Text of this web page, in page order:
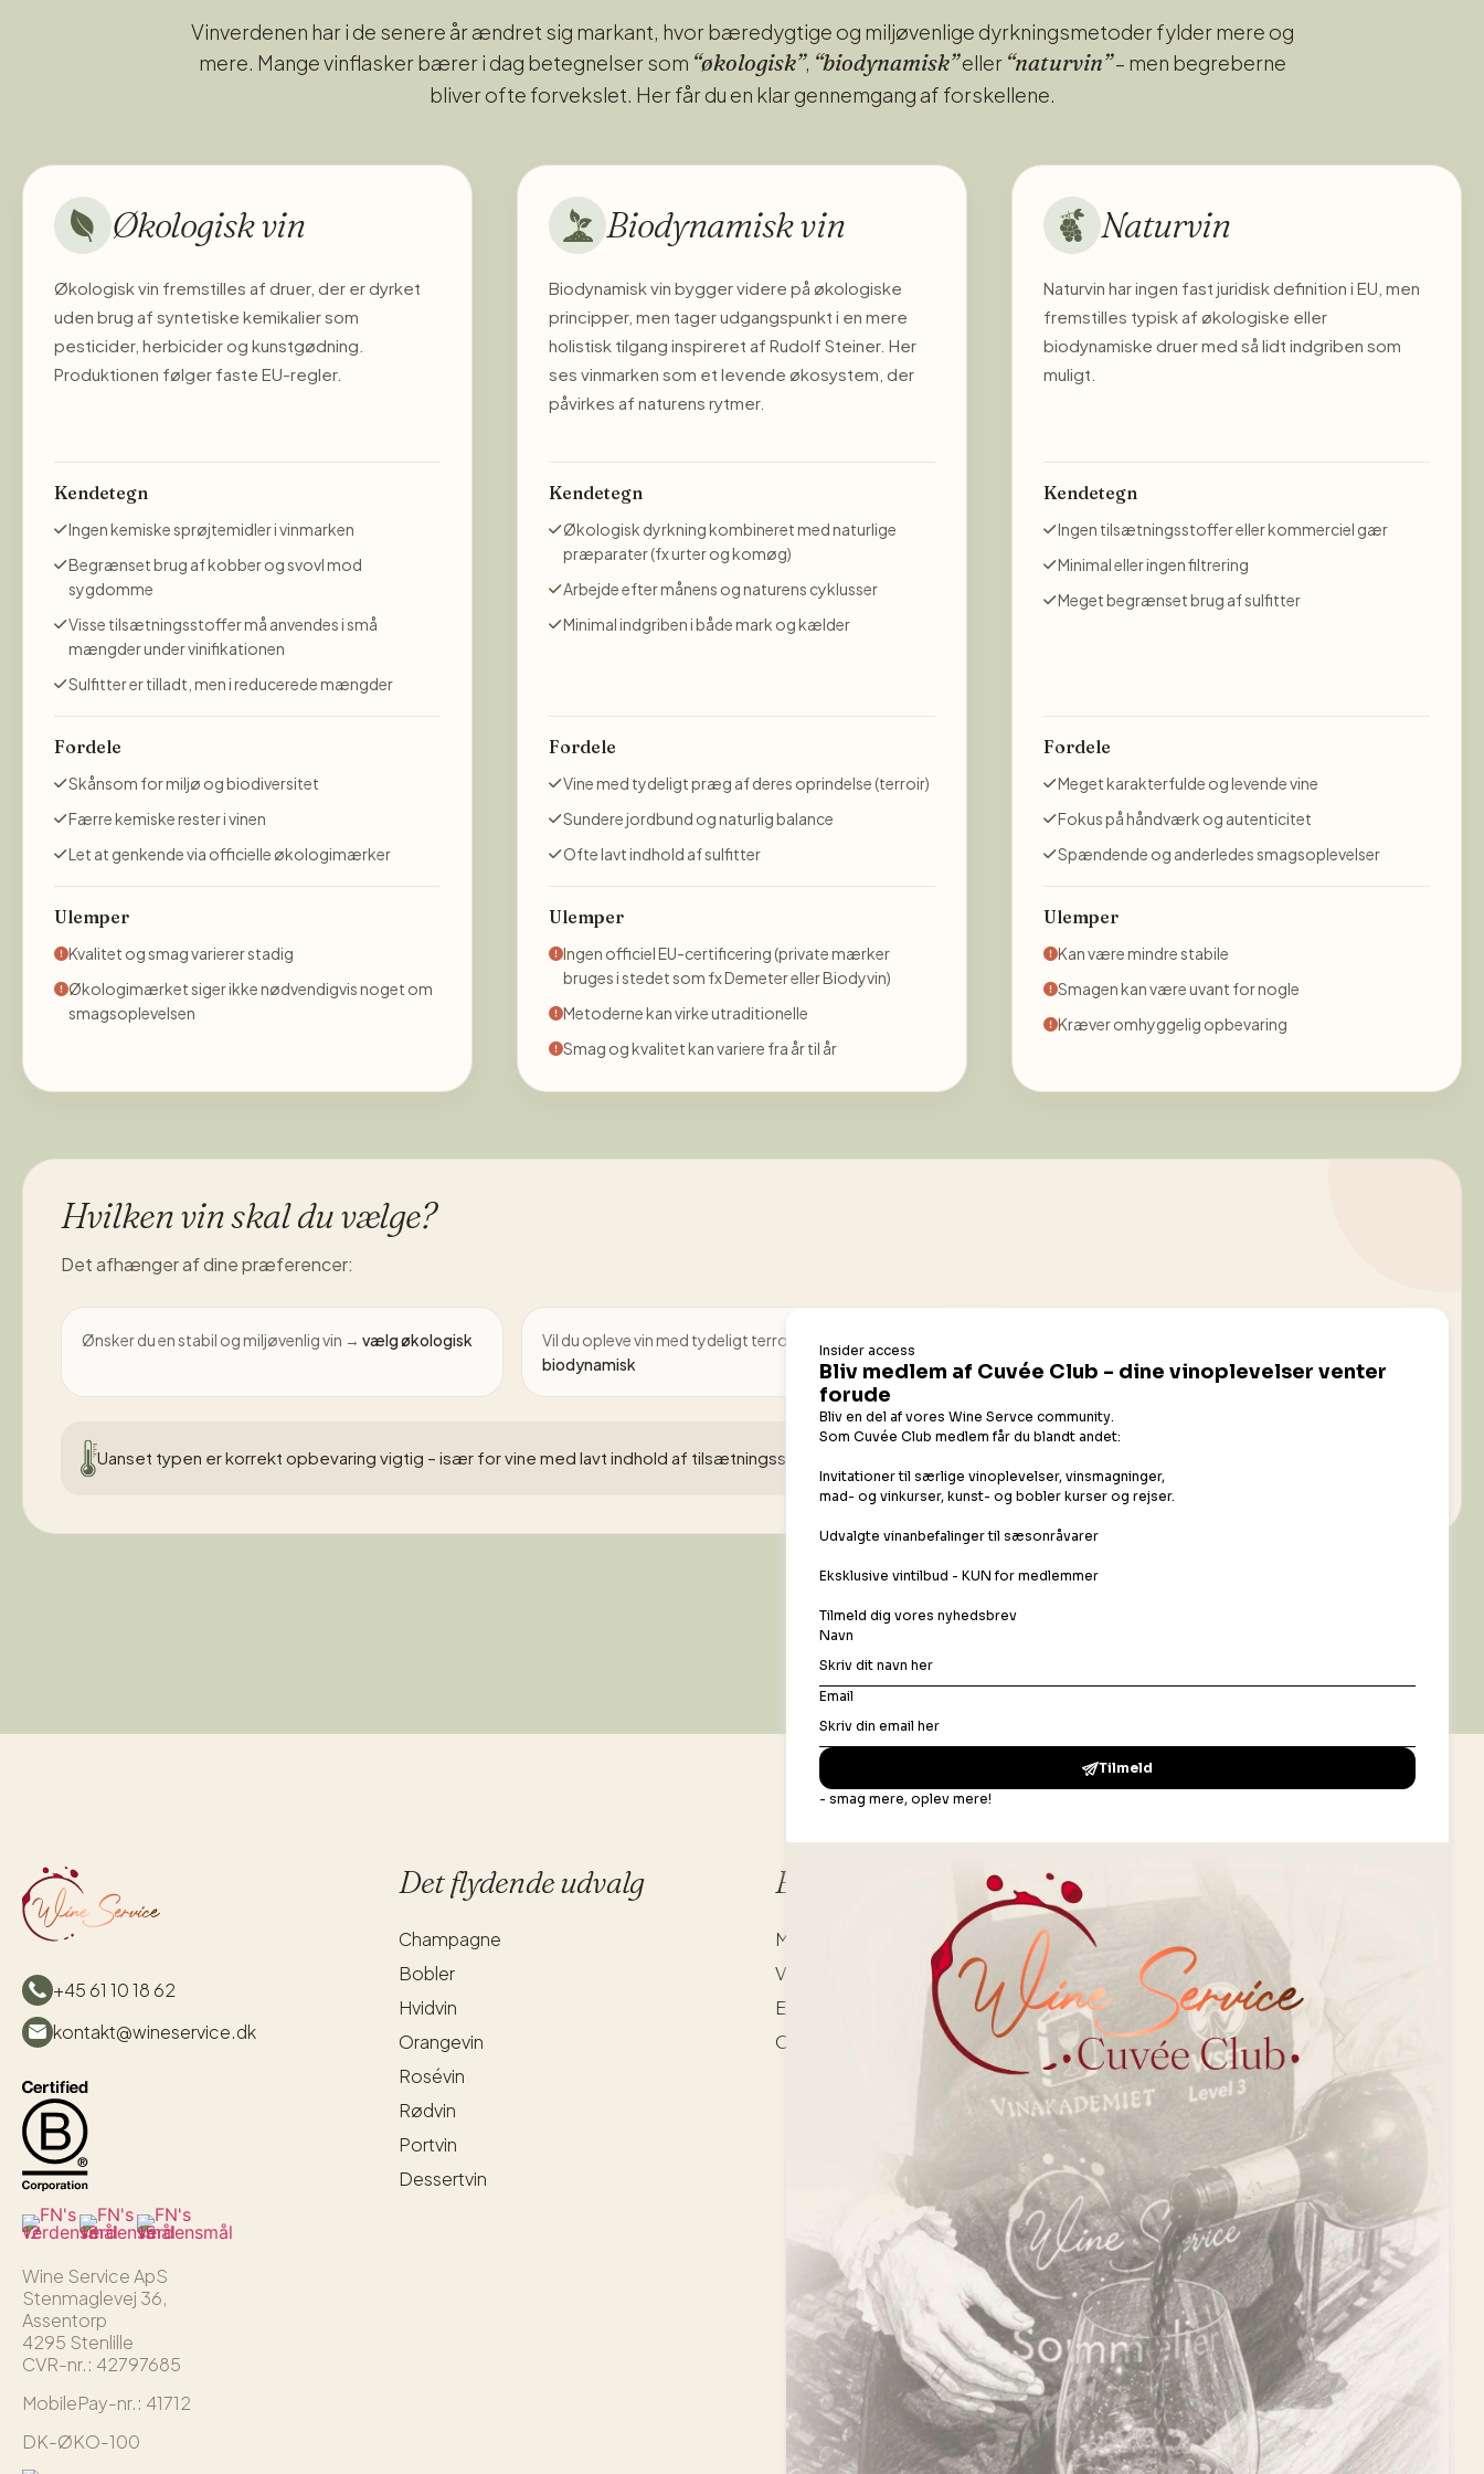
Vinverdenen har i de senere år ændret sig markant, hvor bæredygtige og miljøvenlige dyrkningsmetoder fylder mere og
mere. Mange vinflasker bærer i dag betegnelser som “økologisk”, “biodynamisk”eller “naturvin”– men begreberne
bliver ofte forvekslet. Her får du en klar gennemgang af forskellene.
Økologisk vin
Økologisk vin fremstilles af druer, der er dyrket
uden brug af syntetiske kemikalier som
pesticider, herbicider og kunstgødning.
Produktionen følger faste EU-regler.
Kendetegn
Ingen kemiske sprøjtemidler i vinmarken
Begrænset brug af kobber og svovl mod
sygdomme
Visse tilsætningsstoffer må anvendes i små
mængder under vinifikationen
Sulfitter er tilladt, men i reducerede mængder
Fordele
Skånsom for miljø og biodiversitet
Færre kemiske rester i vinen
Let at genkende via officielle økologimærker
Ulemper
Kvalitet og smag varierer stadig
Økologimærket siger ikke nødvendigvis noget om
smagsoplevelsen
Biodynamisk vin
Biodynamisk vin bygger videre på økologiske
principper, men tager udgangspunkt i en mere
holistisk tilgang inspireret af Rudolf Steiner. Her
ses vinmarken som et levende økosystem, der
påvirkes af naturens rytmer.
Kendetegn
Økologisk dyrkning kombineret med naturlige
præparater (fx urter og komøg)
Arbejde efter månens og naturens cyklusser
Minimal indgriben i både mark og kælder
Fordele
Vine med tydeligt præg af deres oprindelse (terroir)
Sundere jordbund og naturlig balance
Ofte lavt indhold af sulfitter
Ulemper
Ingen officiel EU-certificering (private mærker
bruges i stedet som fx Demeter eller Biodyvin)
Metoderne kan virke utraditionelle
Smag og kvalitet kan variere fra år til år
Naturvin
Naturvin har ingen fast juridisk definition i EU, men
fremstilles typisk af økologiske eller
biodynamiske druer med så lidt indgriben som
muligt.
Kendetegn
Ingen tilsætningsstoffer eller kommerciel gær
Minimal eller ingen filtrering
Meget begrænset brug af sulfitter
Fordele
Meget karakterfulde og levende vine
Fokus på håndværk og autenticitet
Spændende og anderledes smagsoplevelser
Ulemper
Kan være mindre stabile
Smagen kan være uvant for nogle
Kræver omhyggelig opbevaring
Hvilken vin skal du vælge?
Det afhænger af dine præferencer:
Ønsker du en stabil og miljøvenlig vin → vælg økologisk Vil du opleve vin med tydeligt terroir →
biodynamisk
naturvin
Uanset typen er korrekt opbevaring vigtig – især for vine med lavt indhold af tilsætningsstoffer, da de er mere følsomme over for temperatur og lys.
+45 61 10 18 62
kontakt@wineservice.dk
Wine Service ApS
Stenmaglevej 36,
Assentorp
4295 Stenlille
CVR-nr.: 42797685
MobilePay-nr.: 41712
DK-ØKO-100
Det flydende udvalg
Champagne
Bobler
Hvidvin
Orangevin
Rosévin
Rødvin
Portvin
Dessertvin
Bonusafdelingen
Madopskrifter
Vinbar
Events
Om os
Handelsbetingelser B2C
Handelsbetingelser B2B
Privatlivspolitik
ESG og bæredygtighed
Øvrige politikker
FN’s Verdensmål
Fortryd dit køb
Kontakt os
ALKOHOL
ALDERSGRÆNSE
FOR SALG